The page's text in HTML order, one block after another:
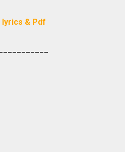
lyrics & Pdf